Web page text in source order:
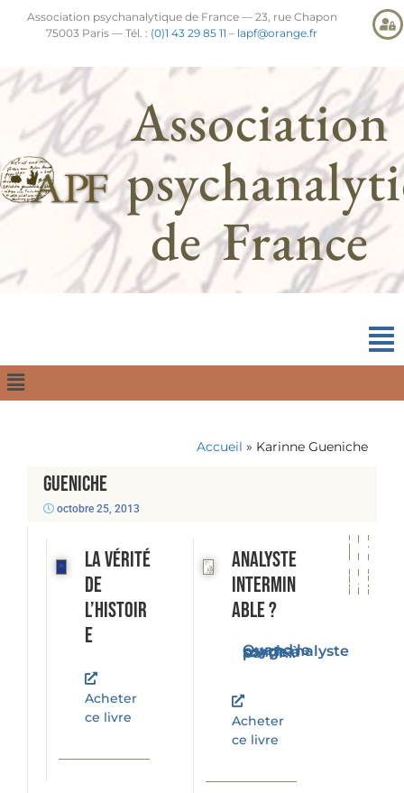
Association psychanalytique de France — 23, rue Chapon
75003 Paris — Tél. : (0)1 43 29 85 11 – lapf@orange.fr
Association
de France
Accueil » Karinne Gueniche
Gueniche
octobre 25, 2013
La vérité
de
l’histoir
e
Acheter
ce livre
Analyste
intermin
able ?
Quand le psychanalyste songe à partir...
Acheter
ce livre